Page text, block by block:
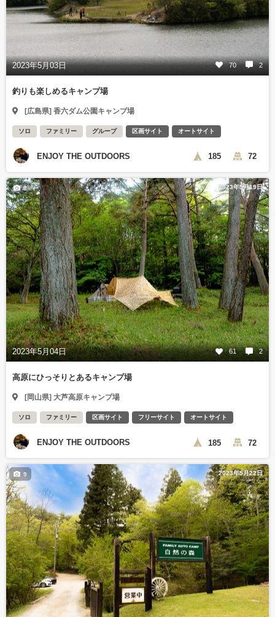
2023年5月03日 70 2
釣りも楽しめるキャンプ場
[広島県] 香六ダム公園キャンプ場
ソロ ファミリー グループ 区画サイト オートサイト
ENJOY THE OUTDOORS 185 72
2023年5月19日
2023年5月04日 61 2
8
高原にひっそりとあるキャンプ場
[岡山県] 大芦高原キャンプ場
ソロ ファミリー 区画サイト フリーサイト オートサイト
ENJOY THE OUTDOORS 185 72
2023年5月22日
9